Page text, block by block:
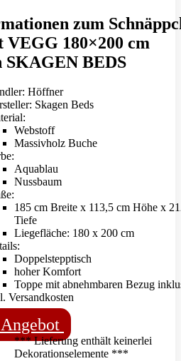
zum
VEGG 180×200 cm
SKAGEN BEDS
Höffner
Skagen Beds
Webstoff
Massivholz Buche
Aquablau
Nussbaum
185 cm Breite x 113,5 cm Höhe x
Tiefe
Liegefläche: 180 x 200 cm
Doppelstepptisch
hoher Komfort
Toppe mit abnehmbaren Bezug
Versandkosten
*** Lieferung enthält keinerlei
Dekorationselemente ***